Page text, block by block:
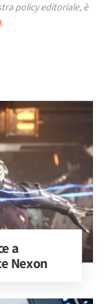
policy editoriale, è
.
a
Nexon